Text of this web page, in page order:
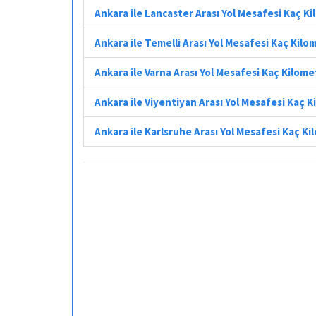
Ankara ile Lancaster Arası Yol Mesafesi Kaç
Ankara ile Temelli Arası Yol Mesafesi Kaç
Ankara ile Varna Arası Yol Mesafesi Kaç
Ankara ile Viyentiyan Arası Yol Mesafesi Kaç
Ankara ile Karlsruhe Arası Yol Mesafesi Kaç